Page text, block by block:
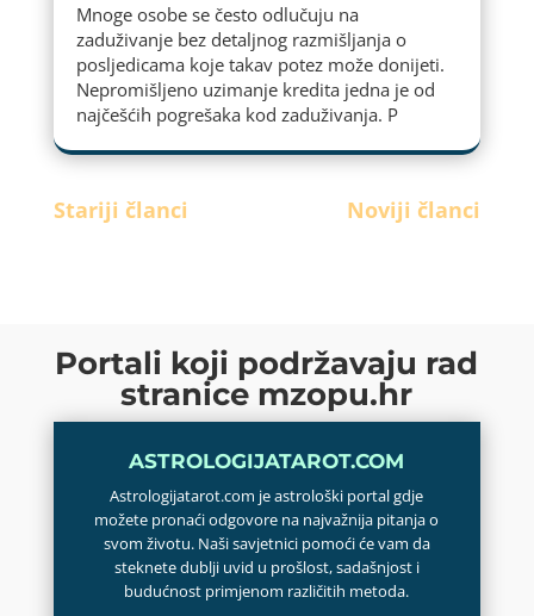
Mnoge osobe se često odlučuju na
zaduživanje bez detaljnog razmišljanja o
posljedicama koje takav potez može donijeti.
Nepromišljeno uzimanje kredita jedna je od
najčešćih pogrešaka kod zaduživanja. P
Stariji članci Noviji članci
Portali koji podržavaju rad
stranice mzopu.hr
ASTROLOGIJATAROT.COM
Astrologijatarot.com je astrološki portal gdje
možete pronaći odgovore na najvažnija pitanja o
svom životu. Naši savjetnici pomoći će vam da
steknete dublji uvid u prošlost, sadašnjost i
budućnost primjenom različitih metoda.